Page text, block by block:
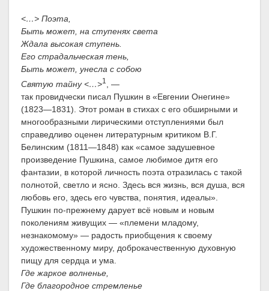
<…> Поэта,
Быть может, на ступенях света
Ждала высокая ступень.
Его страдальческая тень,
Быть может, унесла с собою
Святую тайну <…>1
, —
так провидчески писал Пушкин в «Евгении Онегине»
(1823—1831). Этот роман в стихах с его обширными и
многообразными лирическими отступлениями был
справедливо оценен литературным критиком В.Г.
Белинским (1811—1848) как «самое задушевное
произведение Пушкина, самое любимое дитя его
фантазии, в которой личность поэта отразилась с такой
полнотой, светло и ясно. Здесь вся жизнь, вся душа, вся
любовь его, здесь его чувства, понятия, идеалы».
Пушкин по-прежнему дарует всё новым и новым
поколениям живущих — «племени младому,
незнакомому» — радость приобщения к своему
художественному миру, доброкачественную духовную
пищу для сердца и ума.
Где жаркое волненье,
Где благородное стремленье